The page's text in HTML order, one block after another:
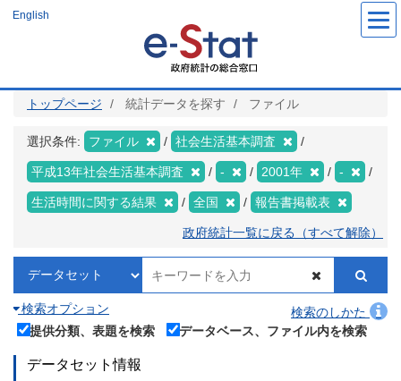
ツ
English
トップページ 統計データを探す ファイル
選択条件: ファイル 社会生活基本調査
平成13年社会生活基本調査 - 2001年 -
生活時間に関する結果 全国 報告書掲載表
政府統計一覧に戻る（すべて解除）
検索オプション
検索のしかた
提供分類、表題を検索
データベース、ファイル内を検索
データセット情報